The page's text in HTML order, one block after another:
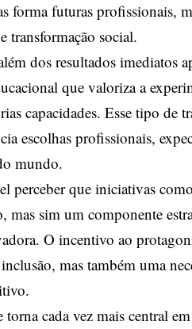
forma futuras profissionais,
transformação social.
dos resultados imediatos
que valoriza a
capacidades. Esse tipo de
escolhas profissionais,
mundo.
perceber que iniciativas
mas sim um componente
O incentivo ao
mas também uma
cada vez mais central